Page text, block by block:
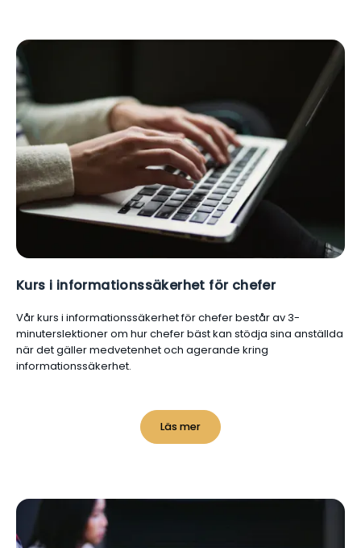
Kurs i informationssäkerhet för chefer
Vår kurs i informationssäkerhet för chefer består av 3-
minuterslektioner om hur chefer bäst kan stödja sina anställda
när det gäller medvetenhet och agerande kring
informationssäkerhet.
Läs mer